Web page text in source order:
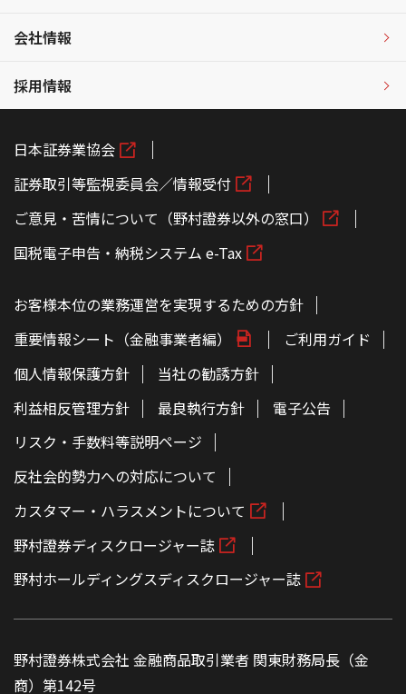
会社情報
採用情報
日本証券業協会
証券取引等監視委員会／情報受付
ご意見・苦情について（野村證券以外の窓口）
国税電子申告・納税システム e-Tax
お客様本位の業務運営を実現するための方針
重要情報シート（金融事業者編）
ご利用ガイド
個人情報保護方針
当社の勧誘方針
利益相反管理方針
最良執行方針
電子公告
リスク・手数料等説明ページ
反社会的勢力への対応について
カスタマー・ハラスメントについて
野村證券ディスクロージャー誌
野村ホールディングスディスクロージャー誌
野村證券株式会社 金融商品取引業者 関東財務局長（金
商）第142号